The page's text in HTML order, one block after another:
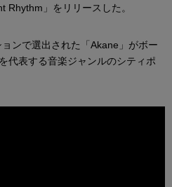
Rhythm」をリリースした。
ンで選出された「Akane」がボー
代表する音楽ジャンルのシティポ